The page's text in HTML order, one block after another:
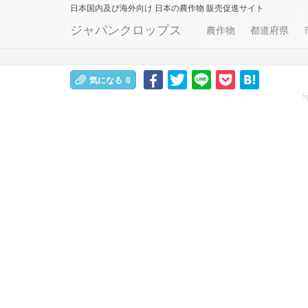
日本国内及び海外向け 日本の農作物 販売促進サイト
ジャパンクロップス 農作物 都道府県
気になる 0